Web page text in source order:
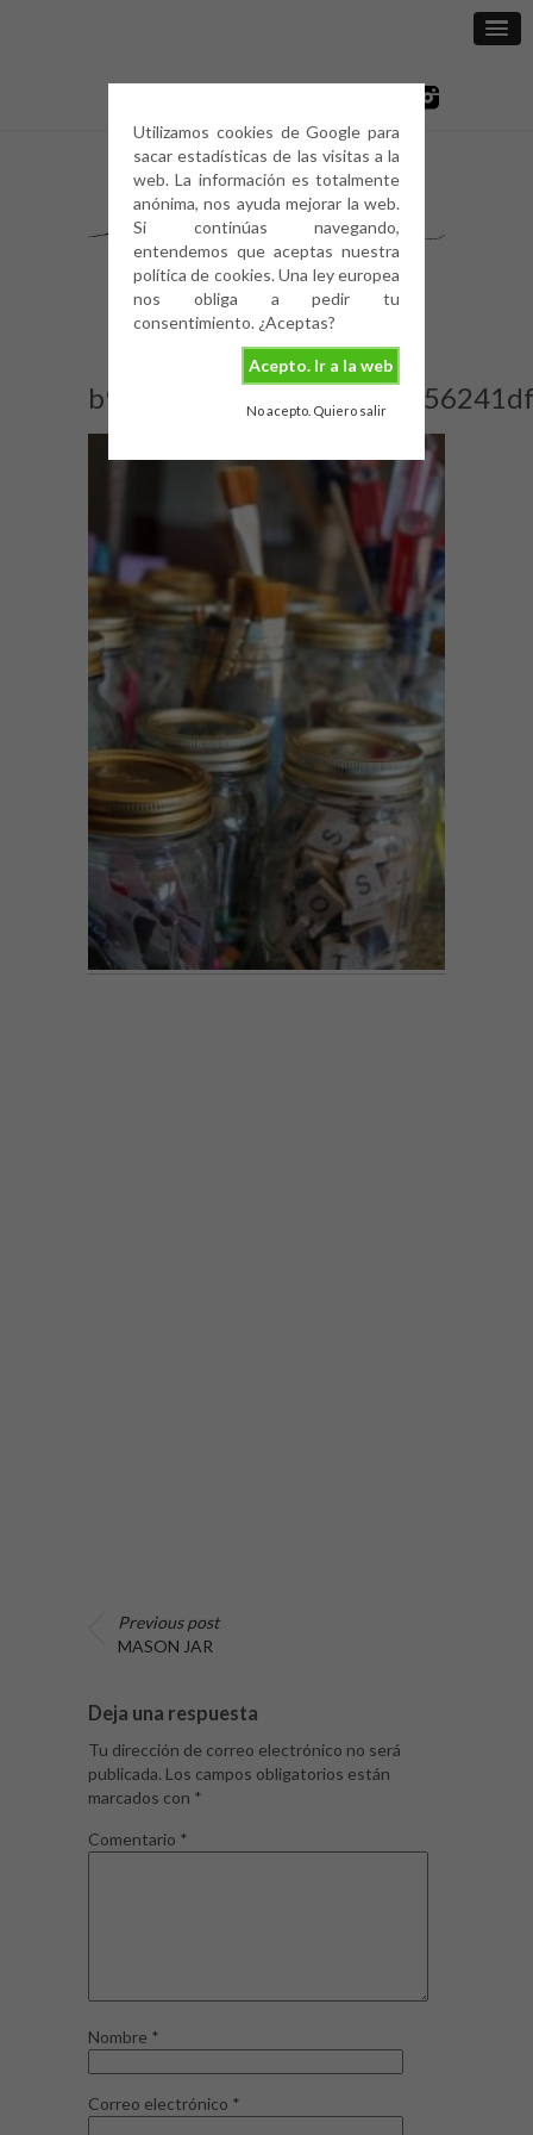
Utilizamos cookies de Google para
sacar estadísticas de las visitas a la
web. La información es totalmente
anónima, nos ayuda mejorar la web.
Si continúas navegando,
entendemos que aceptas nuestra
política de cookies. Una ley europea
nos obliga a pedir tu
consentimiento. ¿Aceptas?
Acepto. Ir a la web
No acepto. Quiero salir
Previous post
MASON JAR
Deja una respuesta
Tu dirección de correo electrónico no será
publicada. Los campos obligatorios están
marcados con *
Comentario *
Nombre *
Correo electrónico *